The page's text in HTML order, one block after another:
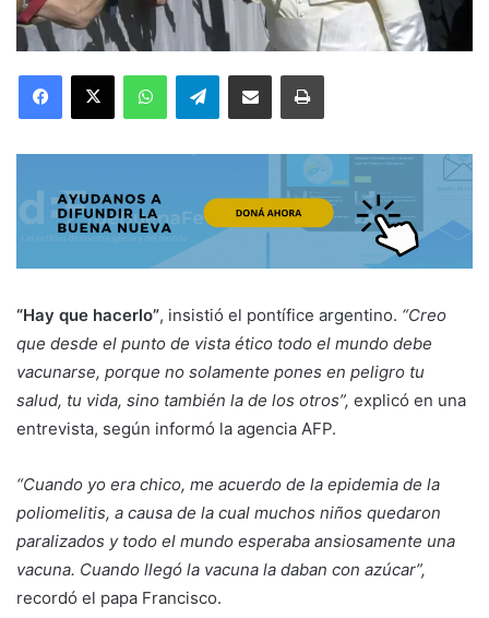
Telegram
“Hay que hacerlo”, insistió el pontífice argentino. “Creo
que desde el punto de vista ético todo el mundo debe
vacunarse, porque no solamente pones en peligro tu
salud, tu vida, sino también la de los otros”, explicó en una
entrevista, según informó la agencia AFP.
“Cuando yo era chico, me acuerdo de la epidemia de la
poliomelitis, a causa de la cual muchos niños quedaron
paralizados y todo el mundo esperaba ansiosamente una
vacuna. Cuando llegó la vacuna la daban con azúcar”,
recordó el papa Francisco.